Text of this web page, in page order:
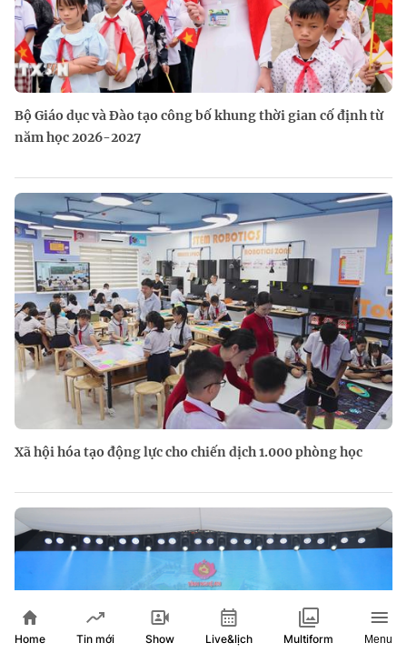
Bộ Giáo dục và Đào tạo công bố khung thời gian cố định từ
năm học 2026-2027
Xã hội hóa tạo động lực cho chiến dịch 1.000 phòng học
Home Tin mới Show Live&lịch Multiform Menu